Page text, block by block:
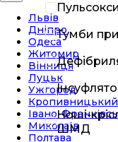
Тумби
Ноші-
ШМД
Львів
Дніпро
Одеса
Житомир
Вінниця
Луцьк
Ужгород
Кропивницький
Івано-
Миколаїв
Полтава